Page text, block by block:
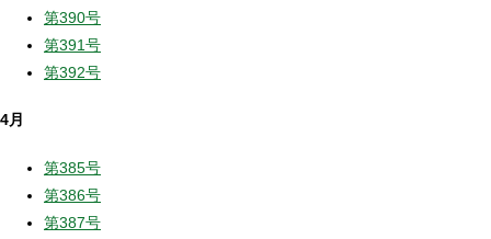
第390号
第391号
第392号
4月
第385号
第386号
第387号